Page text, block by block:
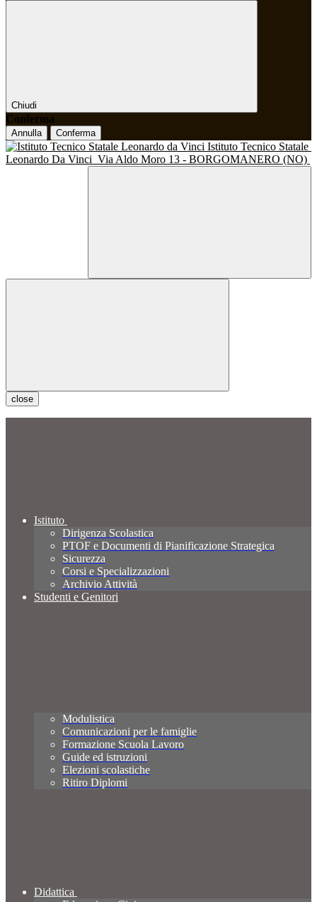
Chiudi
Conferma
Annulla Conferma
Istituto Tecnico Statale
Leonardo Da Vinci Via Aldo Moro 13 - BORGOMANERO (NO)
close
Istituto
Dirigenza Scolastica
PTOF e Documenti di Pianificazione Strategica
Sicurezza
Corsi e Specializzazioni
Archivio Attività
Studenti e Genitori
Modulistica
Comunicazioni per le famiglie
Formazione Scuola Lavoro
Guide ed istruzioni
Elezioni scolastiche
Ritiro Diplomi
Didattica